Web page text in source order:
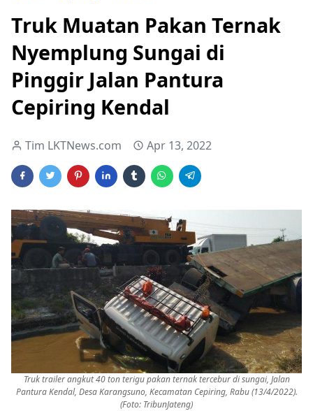
Truk Muatan Pakan Ternak
Nyemplung Sungai di
Pinggir Jalan Pantura
Cepiring Kendal
Tim LKTNews.com Apr 13, 2022
Truk trailer angkut 40 ton terigu pakan ternak tercebur di sungai, Jalan
Pantura Kendal, Desa Karangsuno, Kecamatan Cepiring, Rabu (13/4/2022).
(Foto: TribunJateng)